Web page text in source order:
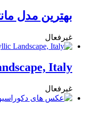
بهترین مدل
غیرفعال
Italy
غیرفعال